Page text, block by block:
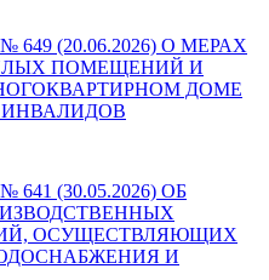
№ 649 (20.06.2026) О МЕРАХ
ПОМЕЩЕНИЙ И
ДОМЕ
ИНВАЛИДОВ
№ 641 (30.05.2026) ОБ
ОСУЩЕСТВЛЯЮЩИХ
И